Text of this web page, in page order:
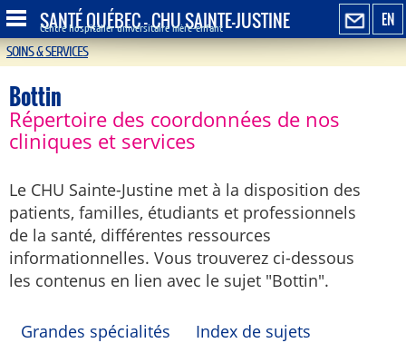
EN
SANTÉ QUÉBEC - CHU SAINTE-JUSTINE
Centre hospitalier universitaire mère-enfant
SOINS & SERVICES
Bottin
Répertoire des coordonnées de nos
cliniques et services
Le CHU Sainte-Justine met à la disposition des
patients, familles, étudiants et professionnels
de la santé, différentes ressources
informationnelles. Vous trouverez ci-dessous
les contenus en lien avec le sujet "Bottin".
Grandes spécialités
Index de sujets